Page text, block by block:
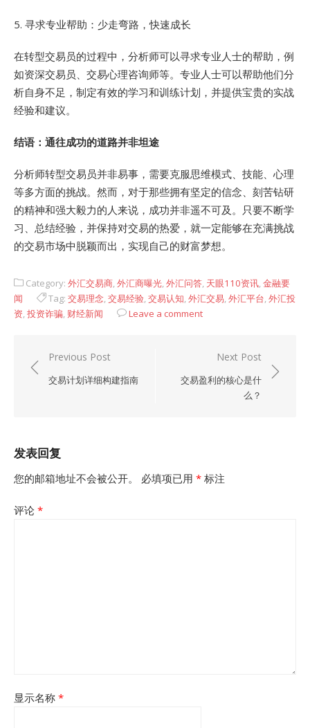
5. 寻求专业帮助：少走弯路，快速成长
在转型交易员的过程中，分析师可以寻求专业人士的帮助，例
如资深交易员、交易心理咨询师等。专业人士可以帮助他们分
析自身不足，制定有效的学习和训练计划，并提供宝贵的实战
经验和建议。
结语：通往成功的道路并非坦途
分析师转型交易员并非易事，需要克服思维模式、技能、心理
等多方面的挑战。然而，对于那些拥有坚定的信念、刻苦钻研
的精神和强大毅力的人来说，成功并非遥不可及。只要不断学
习、总结经验，并保持对交易的热爱，就一定能够在充满挑战
的交易市场中脱颖而出，实现自己的财富梦想。
Category: 外汇交易商,外汇商曝光,外汇问答, 天眼110资讯,金融要
闻
Tag: 交易理念,交易经验,交易认知,外汇交易,外汇平台,外汇投
资,投资诈骗, 财经新闻 Leave a comment
文
章
Previous Post
交易计划详细构建指南
Next Post
交易盈利的核心是什
么？
发表回复
您的邮箱地址不会被公开。
必填项已用 * 标注
评论 *
显示名称 *